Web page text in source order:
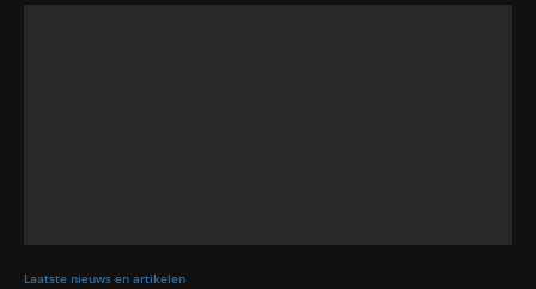
Laatste nieuws en artikelen